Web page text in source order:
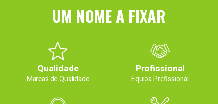
UM NOME A FIXAR
Qualidade
Marcas de Qualidade
Profissional
Equipa Profissional